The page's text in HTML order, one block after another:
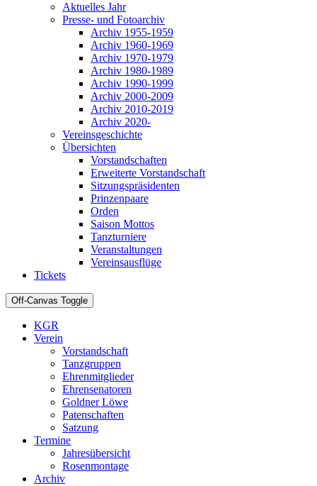
Aktuelles Jahr
Presse- und Fotoarchiv
Archiv 1955-1959
Archiv 1960-1969
Archiv 1970-1979
Archiv 1980-1989
Archiv 1990-1999
Archiv 2000-2009
Archiv 2010-2019
Archiv 2020-
Vereinsgeschichte
Übersichten
Vorstandschaften
Erweiterte Vorstandschaft
Sitzungspräsidenten
Prinzenpaare
Orden
Saison Mottos
Tanzturniere
Veranstaltungen
Vereinsausflüge
Tickets
Off-Canvas Toggle
KGR
Verein
Vorstandschaft
Tanzgruppen
Ehrenmitglieder
Ehrensenatoren
Goldner Löwe
Patenschaften
Satzung
Termine
Jahresübersicht
Rosenmontage
Archiv